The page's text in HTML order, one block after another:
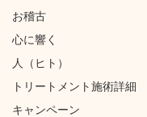
お稽古
心に響く
人（ヒト）
トリートメント施術詳細
キャンペーン